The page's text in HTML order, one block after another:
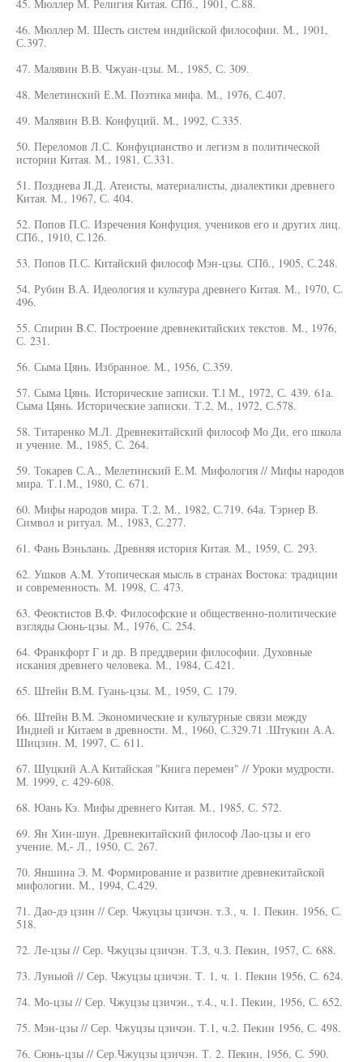
45. Мюллер М. Религия Китая. СПб., 1901, С.88.
46. Мюллер М. Шесть систем индийской философии. М., 1901,
С.397.
47. Малявин В.В. Чжуан-цзы. М., 1985, С. 309.
48. Мелетинский Е.М. Поэтика мифа. М., 1976, С.407.
49. Малявин В.В. Конфуций. М., 1992, С.335.
50. Переломов Л.С. Конфуцианство и легизм в политической
истории Китая. М., 1981, С.331.
51. Позднева JI.Д. Атеисты, материалисты, диалектики древнего
Китая. М., 1967, С. 404.
52. Попов П.С. Изречения Конфуция, учеников его и других лиц.
СПб., 1910, С.126.
53. Попов П.С. Китайский философ Мэн-цзы. СПб., 1905, С.248.
54. Рубин В.А. Идеология и культура древнего Китая. М., 1970, С.
496.
55. Спирин B.C. Построение древнекитайских текстов. М., 1976,
С. 231.
56. Сыма Цянь. Избранное. М., 1956, С.359.
57. Сыма Цянь. Исторические записки. T.l М., 1972, С. 439. 61а.
Сыма Цянь. Исторические записки. Т.2, М., 1972, С.578.
58. Титаренко М.Л. Древнекитайский философ Мо Ди, его школа
и учение. М., 1985, С. 264.
59. Токарев С.А., Мелетинский Е.М. Мифология // Мифы народов
мира. Т.1.М., 1980, С. 671.
60. Мифы народов мира. Т.2. М., 1982, С.719. 64а. Тэрнер В.
Символ и ритуал. М., 1983, С.277.
61. Фань Вэньлань. Древняя история Китая. М., 1959, С. 293.
62. Ушков A.M. Утопическая мысль в странах Востока: традиции
и современность. М. 1998, С. 473.
63. Феоктистов В.Ф. Философские и общественно-политические
взгляды Сюнь-цзы. М., 1976, С. 254.
64. Франкфорт Г и др. В преддверии философии. Духовные
искания древнего человека. М., 1984, С.421.
65. Штейн В.М. Гуань-цзы. М., 1959, С. 179.
66. Штейн В.М. Экономические и культурные связи между
Индией и Китаем в древности. М., 1960, С.329.71 .Штукин А.А.
Шицзин. M, 1997, С. 611.
67. Шуцкий А.А Китайская "Книга перемен" // Уроки мудрости.
М. 1999, с. 429-608.
68. Юань Кэ. Мифы древнего Китая. М., 1985, С. 572.
69. Ян Хин-шун. Древнекитайский философ Лао-цзы и его
учение. М,- Л., 1950, С. 267.
70. Яншина Э. М. Формирование и развитие древнекитайской
мифологии. М., 1994, С.429.
71. Дао-дэ цзин // Сер. Чжуцзы цзичэн. т.З., ч. 1. Пекин. 1956, С.
518.
72. Ле-цзы // Сер. Чжуцзы цзичэн. Т.З, ч.З. Пекин, 1957, С. 688.
73. Луньюй // Сер. Чжуцзы цзичэн. Т. 1, ч. 1. Пекин 1956, С. 624.
74. Мо-цзы // Сер. Чжуцзы цзичэн., т.4., ч.1. Пекин, 1956, С. 652.
75. Мэн-цзы // Сер. Чжуцзы цзичэн. Т.1, ч.2. Пекин 1956, С. 498.
76. Сюнь-цзы // Сер.Чжуцзы цзичэн. Т. 2. Пекин, 1956, С. 590.